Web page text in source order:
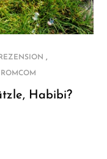
REZENSION ,
ROMCOM
Habibi?